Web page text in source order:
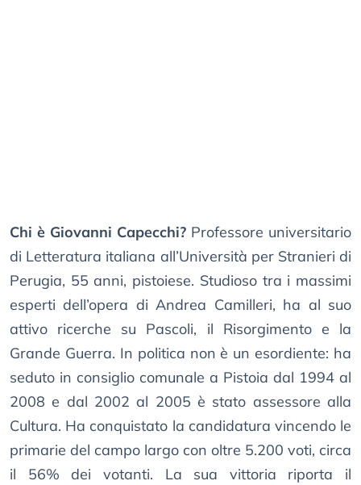
Chi è Giovanni Capecchi? Professore universitario
di Letteratura italiana all’Università per Stranieri di
Perugia, 55 anni, pistoiese. Studioso tra i massimi
esperti dell’opera di Andrea Camilleri, ha al suo
attivo ricerche su Pascoli, il Risorgimento e la
Grande Guerra. In politica non è un esordiente: ha
seduto in consiglio comunale a Pistoia dal 1994 al
2008 e dal 2002 al 2005 è stato assessore alla
Cultura. Ha conquistato la candidatura vincendo le
primarie del campo largo con oltre 5.200 voti, circa
il 56% dei votanti. La sua vittoria riporta il